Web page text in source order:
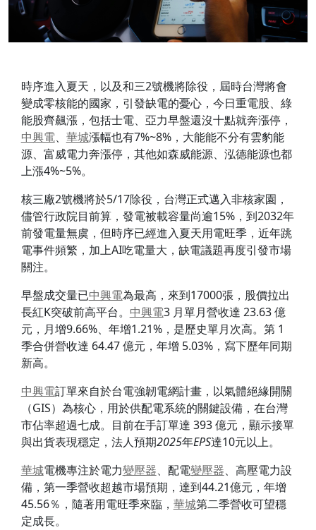
時序進入夏天，以及和三2號機將除役，屆時台灣將會
變成零核能的國家，引發缺電的憂心，今日重電股、綠
能股齊飆漲，包括士電、亞力早盤還沒十點就奔漲停，
中興電、 華城漲幅也有7%~8%，大能能不分有雲豹能
源、富威電力奔漲停，其他如森威能源、泓德能源也都
上漲4%~5%。
核三廠2號機將於5/17除役，台灣正式邁入非核家園，
儘管行政院目前算，發電被載容量尚逾15%，到2032年
前發電量無虞，但時序已經進入夏天用電旺季，近年跳
電事件頻繁，加上AI吃電量大，缺電議題再度引發市場
關注。
早盤成交量已中興電為最高，來到17000張，股價拉出
長紅K突破前高平台。 中興電3 月單月營收達 23.63 億
元，月增9.66%、年增1.21%，是歷史單月次高。第 1
季合併營收達 64.47 億元，年增 5.03%，寫下歷年同期
新高。
中興電訂單來自於台電強韌電網計畫，以氣體絕緣開關
（GIS）為核心，用於供配電系統的關鍵設備，在台灣
市佔率超過七成。目前在手訂單達 393 億元，顯示接單
與出貨表現穩定，法人預期2025年EPS達10元以上。
華城電機專注於電力變壓器、配電變壓器、高壓電力設
備，第一季營收超越市場預期，達到44.21億元，年增
45.56％，隨著用電旺季來臨， 華城第二季營收可望穩
定成長。